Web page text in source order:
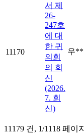
11170
서 제
26-
247호
에 대
한 귀
의회
의 회
신
(2026.
7. 회
신)
우**
11179 건, 1/1118 페이지